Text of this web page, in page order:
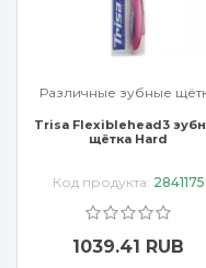
Различные зубные
Trisa Flexiblehead3
щётка Hard
Код продукта: 2841175
1039.41 RUB